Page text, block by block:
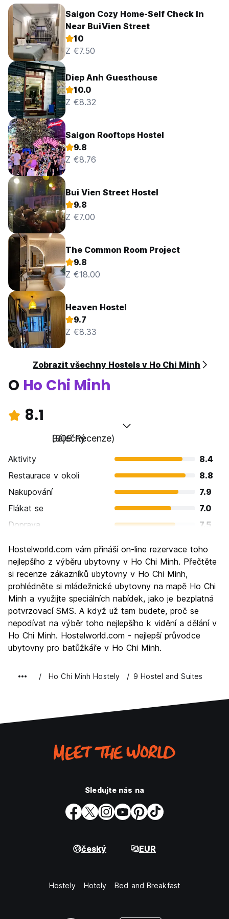
Saigon Cozy Home-Self Check In
Near BuiVien Street
10
Z €7.50
Diep Anh Guesthouse
10.0
Z €8.32
Saigon Rooftops Hostel
9.8
Z €8.76
Bui Vien Street Hostel
9.8
Z €7.00
The Common Room Project
9.8
Z €18.00
Heaven Hostel
9.7
Z €8.33
Zobrazit všechny Hostels v Ho Chi Minh
O Ho Chi Minh
8.1
Báječný
(909 Recenze)
Aktivity
8.4
Restaurace v okoli
8.8
Nakupování
7.9
Flákat se
7.0
Doprava
7.5
Kultura
8.4
Noční život
Hodnota za peníze
8.5
Hostelworld.com vám přináší on-line rezervace toho
nejlepšího z výběru ubytovny v Ho Chi Minh. Přečtěte
si recenze zákazníků ubytovny v Ho Chi Minh,
prohlédněte si mládežnické ubytovny na mapě Ho Chi
Minh a využijte speciálních nabídek, jako je bezplatná
potvrzovací SMS. A když už tam budete, proč se
nepodívat na výběr toho nejlepšího k vidění a dělání v
Ho Chi Minh. Hostelworld.com - nejlepší průvodce
ubytovny pro batůžkáře v Ho Chi Minh.
Ho Chi Minh Hostely 9 Hostel and Suites
Sledujte nás na
český EUR
Hostely Hotely Bed and Breakfast